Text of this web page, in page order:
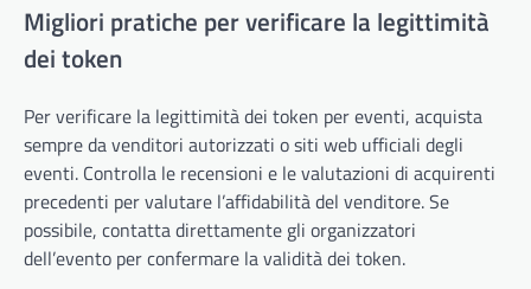
Migliori pratiche per verificare la legittimità
dei token
Per verificare la legittimità dei token per eventi, acquista
sempre da venditori autorizzati o siti web ufficiali degli
eventi. Controlla le recensioni e le valutazioni di acquirenti
precedenti per valutare l’affidabilità del venditore. Se
possibile, contatta direttamente gli organizzatori
dell’evento per confermare la validità dei token.